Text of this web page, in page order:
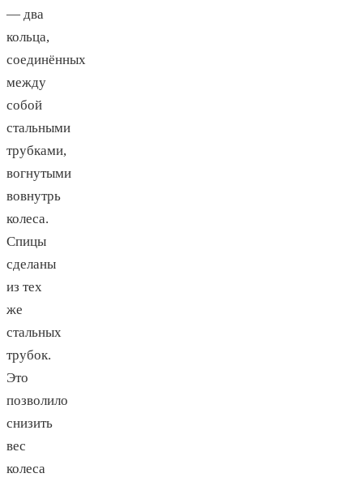
— два
кольца,
соединённых
между
собой
стальными
трубками,
вогнутыми
вовнутрь
колеса.
Спицы
сделаны
из тех
же
стальных
трубок.
Это
позволило
снизить
вес
колеса